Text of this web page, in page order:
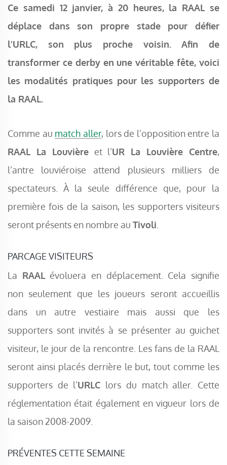
Ce samedi 12 janvier, à 20 heures, la RAAL se
déplace dans son propre stade pour défier
l’URLC, son plus proche voisin. Afin de
transformer ce derby en une véritable fête, voici
les modalités pratiques pour les supporters de
la RAAL.
Comme au match aller, lors de l’opposition entre la
RAAL La Louvièreet l’UR La Louvière Centre,
l’antre louviéroise attend plusieurs milliers de
spectateurs. À la seule différence que, pour la
première fois de la saison, les supporters visiteurs
seront présents en nombre au Tivoli
PARCAGE VISITEURS
La RAALévoluera en déplacement. Cela signifie
non seulement que les joueurs seront accueillis
dans un autre vestiaire mais aussi que les
supporters sont invités à se présenter au guichet
visiteur, le jour de la rencontre. Les fans de la RAAL
seront ainsi placés derrière le but, tout comme les
supporters de l’URLC lors du match aller. Cette
réglementation était également en vigueur lors de
la saison 2008-2009.
PRÉVENTES CETTE SEMAINE